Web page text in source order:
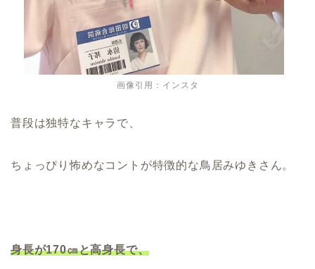
画像引用：インスタ
普段は独特なキャラで、
ちょっぴり怖めなコントが特徴的な鳥居みゆきさん。
身長が170㎝と高身長で、